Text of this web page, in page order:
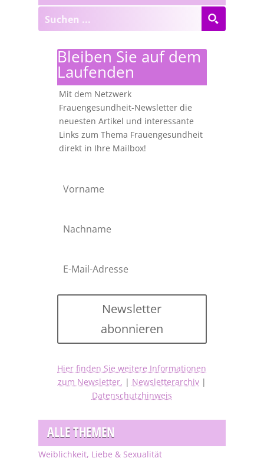
Bleiben Sie auf dem
Laufenden
Mit dem Netzwerk
Frauengesundheit-Newsletter die
neuesten Artikel und interessante
Links zum Thema Frauengesundheit
direkt in Ihre Mailbox!
Newsletter
abonnieren
Hier finden Sie weitere Informationen
zum Newsletter. | Newsletterarchiv|
Datenschutzhinweis
ALLE THEMEN
Weiblichkeit, Liebe & Sexualität